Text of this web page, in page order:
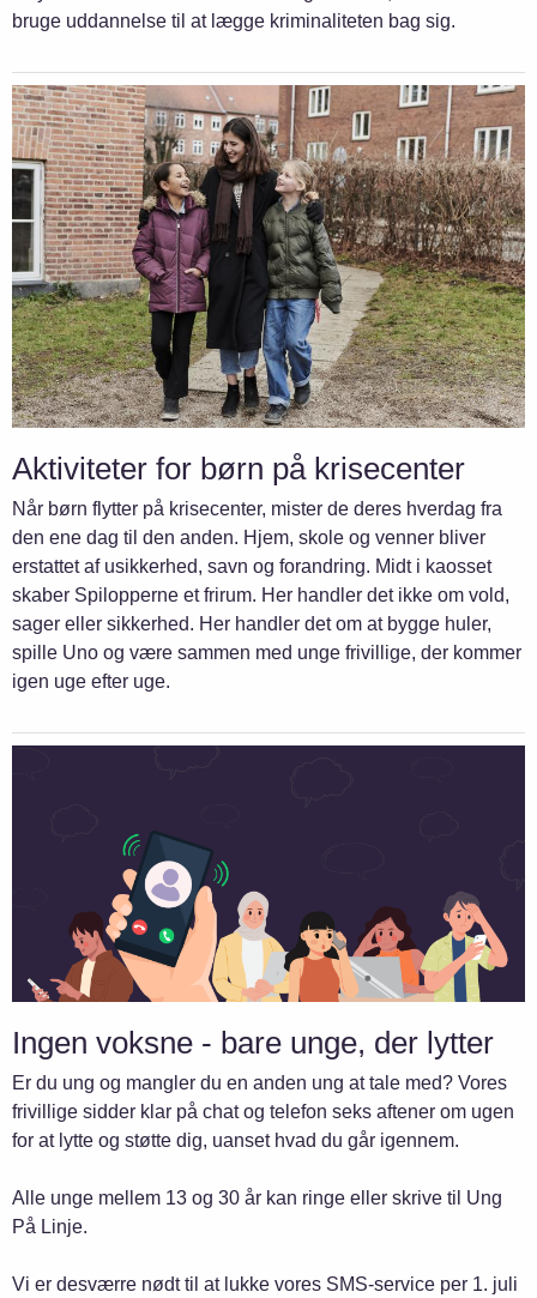
bruge uddannelse til at lægge kriminaliteten bag sig.
Aktiviteter for børn på krisecenter
Når børn flytter på krisecenter, mister de deres hverdag fra
den ene dag til den anden. Hjem, skole og venner bliver
erstattet af usikkerhed, savn og forandring. Midt i kaosset
skaber Spilopperne et frirum. Her handler det ikke om vold,
sager eller sikkerhed. Her handler det om at bygge huler,
spille Uno og være sammen med unge frivillige, der kommer
igen uge efter uge.
Ingen voksne - bare unge, der lytter
Er du ung og mangler du en anden ung at tale med? Vores
frivillige sidder klar på chat og telefon seks aftener om ugen
for at lytte og støtte dig, uanset hvad du går igennem.
Alle unge mellem 13 og 30 år kan ringe eller skrive til Ung
På Linje.
Vi er desværre nødt til at lukke vores SMS-service per 1. juli